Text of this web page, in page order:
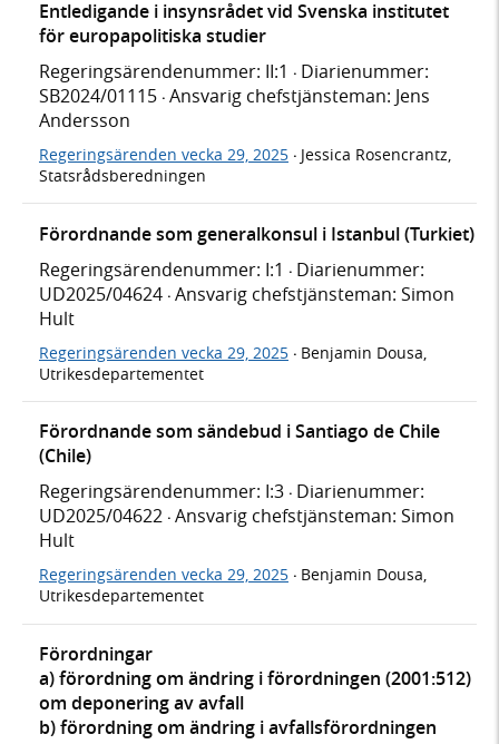
Entledigande i insynsrådet vid Svenska institutet
för europapolitiska studier
Regeringsärendenummer: II:1 · Diarienummer:
SB2024/01115 · Ansvarig chefstjänsteman: Jens
Andersson
Regeringsärenden vecka 29, 2025 · Jessica Rosencrantz,
Statsrådsberedningen
Förordnande som generalkonsul i Istanbul (Turkiet)
Regeringsärendenummer: I:1 · Diarienummer:
UD2025/04624 · Ansvarig chefstjänsteman: Simon
Hult
Regeringsärenden vecka 29, 2025 · Benjamin Dousa,
Utrikesdepartementet
Förordnande som sändebud i Santiago de Chile
(Chile)
Regeringsärendenummer: I:3 · Diarienummer:
UD2025/04622 · Ansvarig chefstjänsteman: Simon
Hult
Regeringsärenden vecka 29, 2025 · Benjamin Dousa,
Utrikesdepartementet
Förordningar
a) förordning om ändring i förordningen (2001:512)
om deponering av avfall
b) förordning om ändring i avfallsförordningen